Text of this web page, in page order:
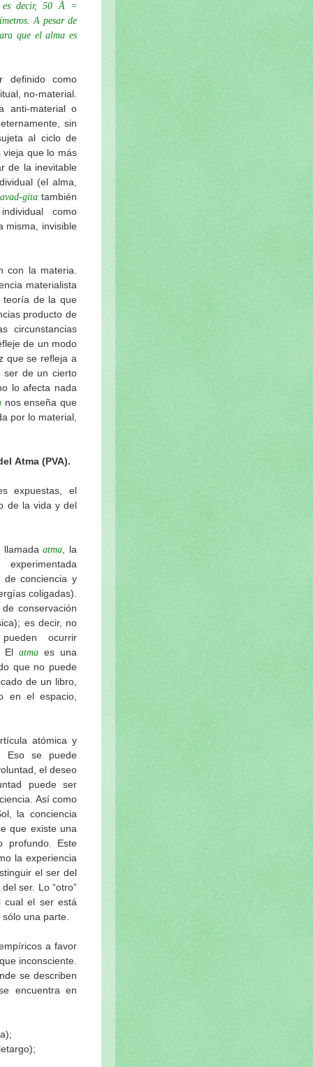
es decir, 50 Å =
A pesar de
que el alma es
definido como
no-material.
anti-material o
sin
al ciclo de
vieja que lo más
de la inevitable
(el alma,
gita también
como
misma, invisible
con la materia.
materialista
de la que
producto de
circunstancias
de un modo
que se refleja a
ser de un cierto
lo afecta nada
nos enseña que
por lo material,
Atma (PVA).
expuestas, el
de la vida y del
llamada atma, la
de conciencia y
coligadas).
conservación
es decir, no
ocurrir
El atma es una
que no puede
de un libro,
en el espacio,
atómica y
Eso se puede
el deseo
puede ser
Así como
la conciencia
que existe una
profundo. Este
la experiencia
el ser del
ser. Lo “otro”
cual el ser está
una parte.
a favor
inconsciente.
se describen
encuentra en